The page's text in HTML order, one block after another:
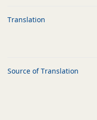
Translation
Source of Translation